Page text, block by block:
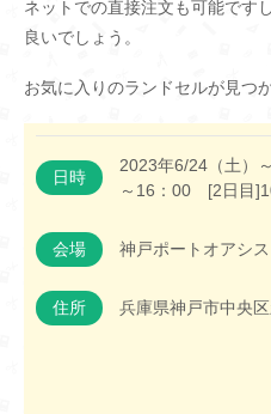
ネットでの直接注文も可能です
良いでしょう。
お気に入りのランドセルが見つ
日時
2023年6/24（土）
～16：00 [2日目
会場 神戸ポートオアシ
住所 兵庫県神戸市中央